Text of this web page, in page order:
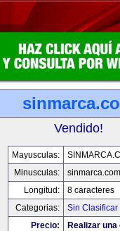
Vendido!
Mayusculas:
Minusculas:
sinmarca.com
Longitud:
8 caracteres
Categorias:
Sin Clasificar
Precio:
Realizar